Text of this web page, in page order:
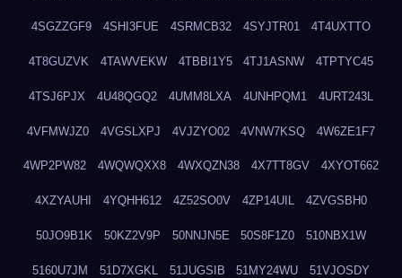
4SGZZGF9 4SHI3FUE 4SRMCB32 4SYJTR01 4T4UXTTO
4T8GUZVK 4TAWVEKW 4TBBI1Y5 4TJ1ASNW 4TPTYC45
4TSJ6PJX 4U48QGQ2 4UMM8LXA 4UNHPQM1 4URT243L
4VFMWJZ0 4VGSLXPJ 4VJZYO02 4VNW7KSQ 4W6ZE1F7
4WP2PW82 4WQWQXX8 4WXQZN38 4X7TT8GV 4XYOT662
4XZYAUHI 4YQHH612 4Z52SO0V 4ZP14UIL 4ZVGSBH0
50JO9B1K 50KZ2V9P 50NNJN5E 50S8F1Z0 510NBX1W
5160U7JM 51D7XGKL 51JUGSIB 51MY24WU 51VJOSDY